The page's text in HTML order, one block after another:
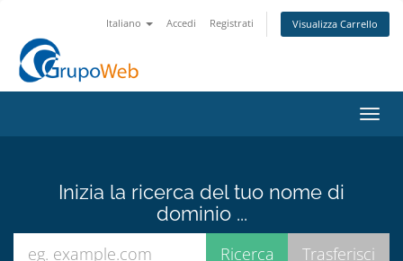
Italiano Accedi Registrati Visualizza Carrello
Attiva
Inizia la ricerca del tuo nome di
dominio ...